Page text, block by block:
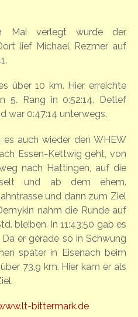
Mai verlegt wurde der
lief Michael Rezmer auf
über 10 km. Hier erreichte
5. Rang in 0:52:14. Detlef
war 0:47:14 unterwegs.
es auch wieder den WHEW
Essen-Kettwig geht, von
nach Hattingen, auf die
und ab dem ehem.
und dann zum Ziel
nahm die Runde auf
bleiben. In 11:43:50 gab es
er gerade so in Schwung
später in Eisenach beim
73,9 km. Hier kam er als
bittermark.de